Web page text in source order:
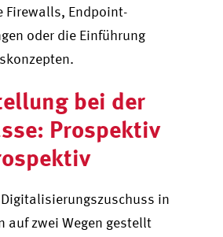
Firewalls, Endpoint-
oder die Einführung
bei der
Prospektiv
in
auf zwei Wegen gestellt